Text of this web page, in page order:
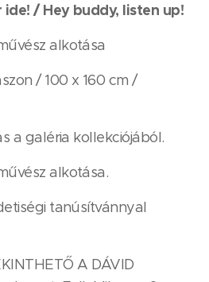
/ Hey buddy, listen up!
alkotása
/ 100 x 160 cm /
a galéria kollekciójából.
alkotása.
tanúsítvánnyal
A DÁVID